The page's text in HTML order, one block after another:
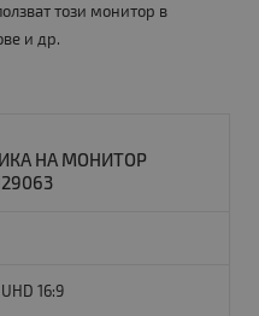
този монитор в
и др.
НА МОНИТОР
16:9